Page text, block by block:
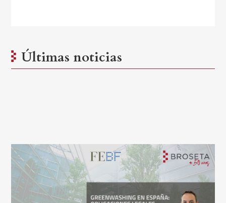
Últimas noticias